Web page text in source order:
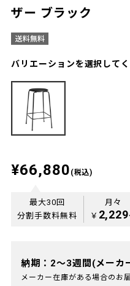
ザー ブラック
バリエーションを選択して
¥66,880 (税込)
最大30回
分割手数料無料
月々
￥ 2,229
納期：2～3週間(メーカ
メーカー在庫がある場合のお